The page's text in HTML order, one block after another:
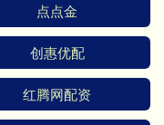
点点金
创惠优配
红腾网配资